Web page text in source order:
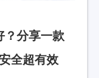
？分享一款
全超有效